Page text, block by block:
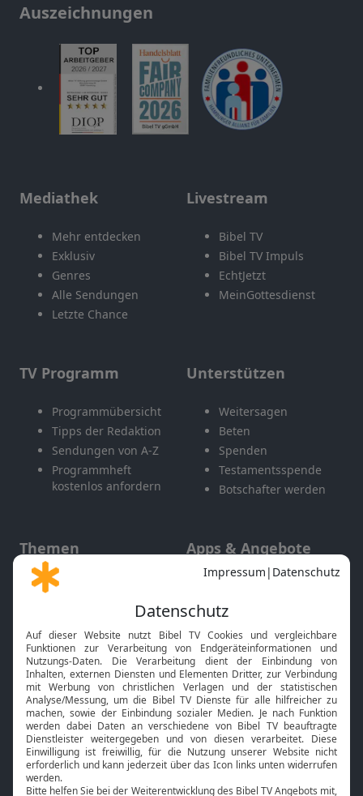
Auszeichnungen
Mediathek
Mehr entdecken
Exklusiv
Genres
Alle Sendungen
Letzte Chance
Livestream
Bibel TV
Bibel TV Impuls
EchtJetzt
MeinGottesdienst
TV Programm
Programmübersicht
Tipps der Redaktion
Sendungen von A-Z
Programmheft
kostenlos anfordern
Unterstützen
Weitersagen
Beten
Spenden
Testamentsspende
Botschafter werden
Themen
Gott und Bibel erklärt
Neuigkeiten
Apps & Angebote
Mobile App
Smart TV
HbbTV
Bibelthek Online-Bibel
Nächster Gottesdienst
Bibel TV Service